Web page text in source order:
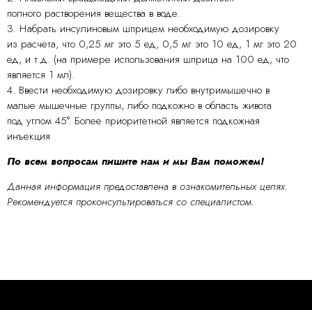
полного растворения вещества в воде.
3. Набрать инсулиновым шприцем необходимую дозировку
из расчета, что 0,25 мг это 5 ед, 0,5 мг это 10 ед, 1 мг это 20
ед, и т.д. (на примере использования шприца на 100 ед, что
является 1 мл).
4. Ввести необходимую дозировку либо внутримышечно в
малые мышечные группы, либо подкожно в область живота
под углом 45°. Более приоритетной является подкожная
инъекция
По всем вопросам пишите нам и мы Вам поможем!
Данная информация предоставлена в ознакомительных целях.
Рекомендуется проконсультироваться со специалистом.